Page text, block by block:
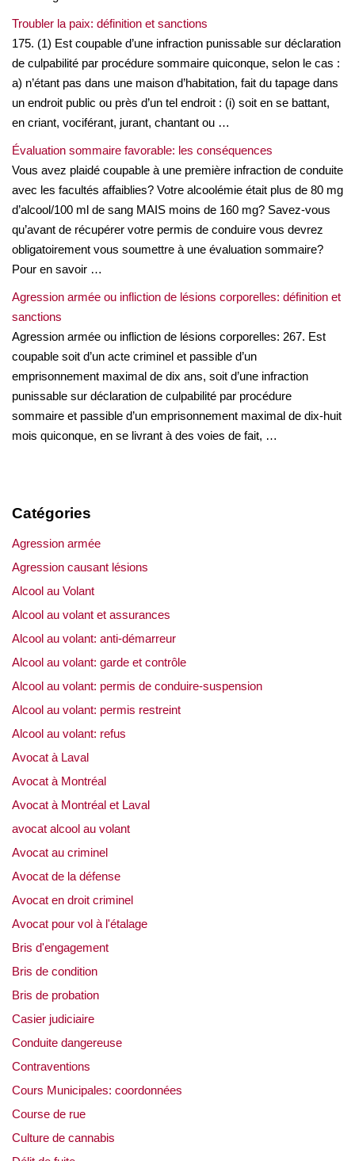
Troubler la paix: définition et sanctions
175. (1) Est coupable d’une infraction punissable sur déclaration
de culpabilité par procédure sommaire quiconque, selon le cas :
a) n’étant pas dans une maison d’habitation, fait du tapage dans
un endroit public ou près d’un tel endroit : (i) soit en se battant,
en criant, vociférant, jurant, chantant ou …
Évaluation sommaire favorable: les conséquences
Vous avez plaidé coupable à une première infraction de conduite
avec les facultés affaiblies? Votre alcoolémie était plus de 80 mg
d’alcool/100 ml de sang MAIS moins de 160 mg? Savez-vous
qu’avant de récupérer votre permis de conduire vous devrez
obligatoirement vous soumettre à une évaluation sommaire?
Pour en savoir …
Agression armée ou infliction de lésions corporelles: définition et
sanctions
Agression armée ou infliction de lésions corporelles: 267. Est
coupable soit d’un acte criminel et passible d’un
emprisonnement maximal de dix ans, soit d’une infraction
punissable sur déclaration de culpabilité par procédure
sommaire et passible d’un emprisonnement maximal de dix-huit
mois quiconque, en se livrant à des voies de fait, …
Catégories
Agression armée
Agression causant lésions
Alcool au Volant
Alcool au volant et assurances
Alcool au volant: anti-démarreur
Alcool au volant: garde et contrôle
Alcool au volant: permis de conduire-suspension
Alcool au volant: permis restreint
Alcool au volant: refus
Avocat à Laval
Avocat à Montréal
Avocat à Montréal et Laval
avocat alcool au volant
Avocat au criminel
Avocat de la défense
Avocat en droit criminel
Avocat pour vol à l'étalage
Bris d'engagement
Bris de condition
Bris de probation
Casier judiciaire
Conduite dangereuse
Contraventions
Cours Municipales: coordonnées
Course de rue
Culture de cannabis